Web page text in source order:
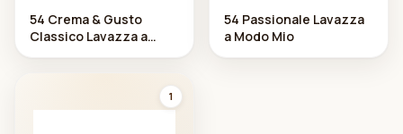
54 Crema & Gusto
Classico Lavazza a
54 Passionale Lavazza
a Modo Mio
1